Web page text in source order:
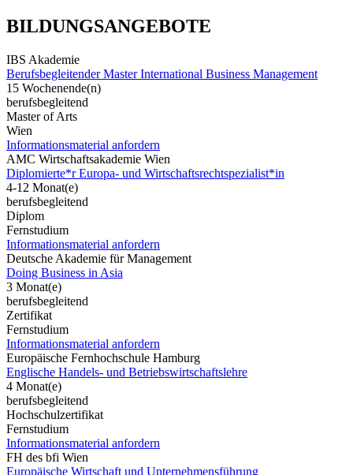
BILDUNGSANGEBOTE
IBS Akademie
Berufsbegleitender Master International Business Management
15 Wochenende(n)
berufsbegleitend
Master of Arts
Wien
Informationsmaterial anfordern
AMC Wirtschaftsakademie Wien
Diplomierte*r Europa- und Wirtschaftsrechtspezialist*in
4-12 Monat(e)
berufsbegleitend
Diplom
Fernstudium
Informationsmaterial anfordern
Deutsche Akademie für Management
Doing Business in Asia
3 Monat(e)
berufsbegleitend
Zertifikat
Fernstudium
Informationsmaterial anfordern
Europäische Fernhochschule Hamburg
Englische Handels- und Betriebswirtschaftslehre
4 Monat(e)
berufsbegleitend
Hochschulzertifikat
Fernstudium
Informationsmaterial anfordern
FH des bfi Wien
Europäische Wirtschaft und Unternehmensführung